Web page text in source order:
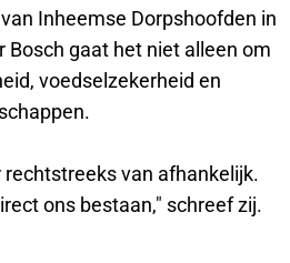
Inheemse Dorpshoofden in
Bosch gaat het niet alleen om
voedselzekerheid en
van afhankelijk.
ons bestaan," schreef zij.